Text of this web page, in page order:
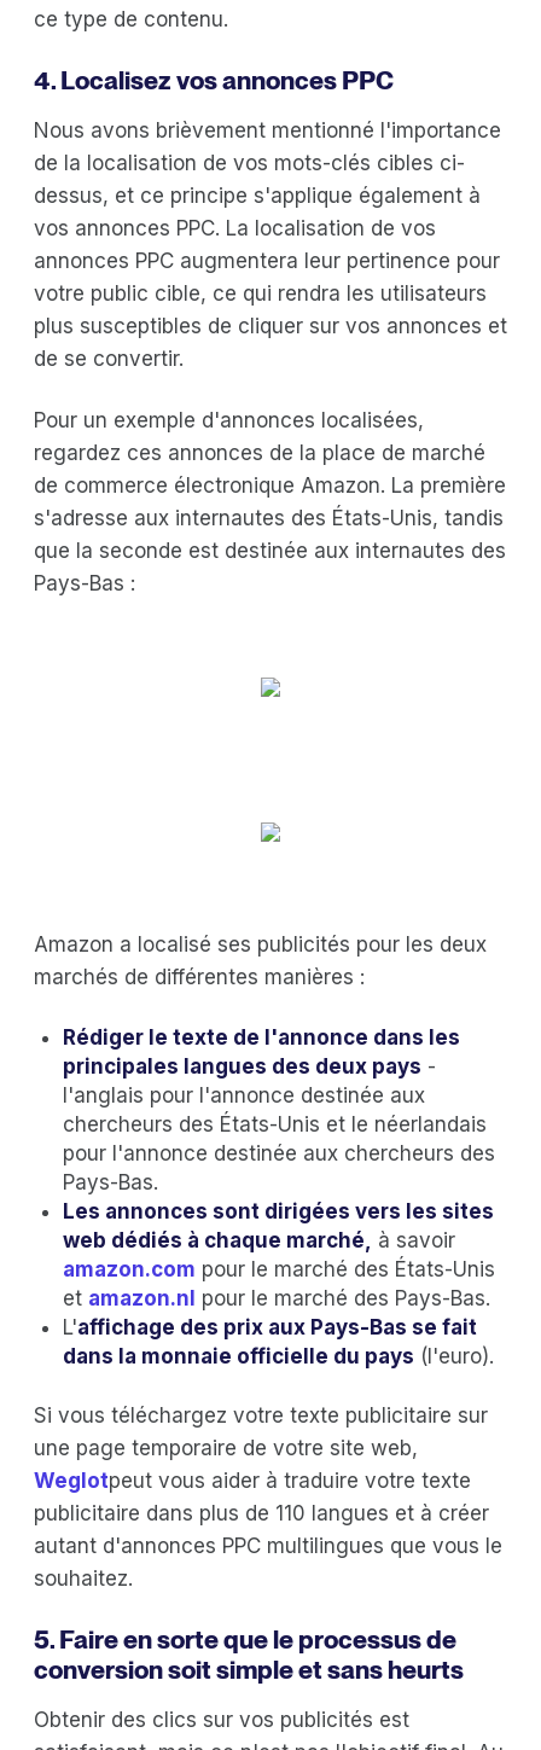
ce type de contenu.
4. Localisez vos annonces PPC
Nous avons brièvement mentionné l'importance
de la localisation de vos mots-clés cibles ci-
dessus, et ce principe s'applique également à
vos annonces PPC. La localisation de vos
annonces PPC augmentera leur pertinence pour
votre public cible, ce qui rendra les utilisateurs
plus susceptibles de cliquer sur vos annonces et
de se convertir.
Pour un exemple d'annonces localisées,
regardez ces annonces de la place de marché
de commerce électronique Amazon. La première
s'adresse aux internautes des États-Unis, tandis
que la seconde est destinée aux internautes des
Pays-Bas :
Amazon a localisé ses publicités pour les deux
marchés de différentes manières :
Rédiger le texte de l'annonce dans les
principales langues des deux pays -
l'anglais pour l'annonce destinée aux
chercheurs des États-Unis et le néerlandais
pour l'annonce destinée aux chercheurs des
Pays-Bas.
Les annonces sont dirigées vers les sites
web dédiés à chaque marché,
à savoir
amazon.com pour le marché des États-Unis
et amazon.nl pour le marché des Pays-Bas.
L'affichage des prix aux Pays-Bas se fait
dans la monnaie officielle du pays (l'euro).
Si vous téléchargez votre texte publicitaire sur
une page temporaire de votre site web,
Weglotpeut vous aider à traduire votre texte
publicitaire dans plus de 110 langues et à créer
autant d'annonces PPC multilingues que vous le
souhaitez.
5. Faire en sorte que le processus de
conversion soit simple et sans heurts
Obtenir des clics sur vos publicités est